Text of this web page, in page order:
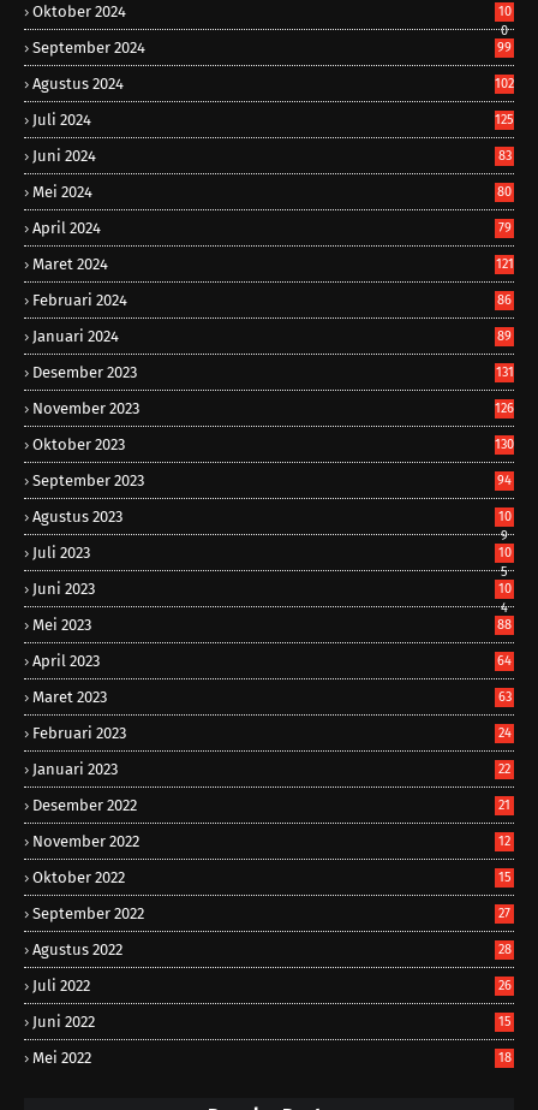
Oktober 2024
10
0
September 2024 99
Agustus 2024 102
Juli 2024 125
Juni 2024 83
Mei 2024 80
April 2024 79
Maret 2024 121
Februari 2024 86
Januari 2024 89
Desember 2023 131
November 2023 126
Oktober 2023 130
September 2023 94
Agustus 2023
10
9
Juli 2023
10
5
Juni 2023
10
4
Mei 2023 88
April 2023 64
Maret 2023 63
Februari 2023 24
Januari 2023 22
Desember 2022 21
November 2022 12
Oktober 2022 15
September 2022 27
Agustus 2022 28
Juli 2022 26
Juni 2022 15
Mei 2022 18